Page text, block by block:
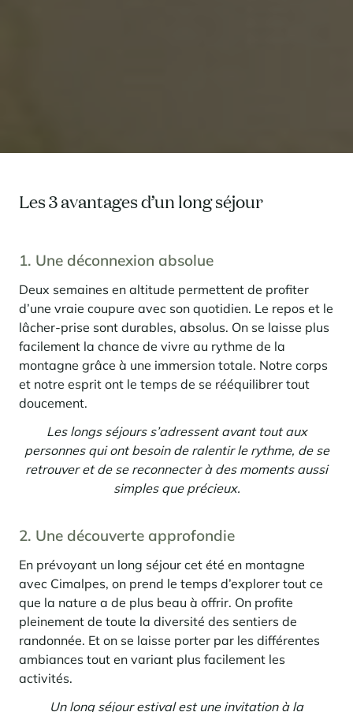
Les 3 avantages d’un long séjour
1. Une déconnexion absolue
Deux semaines en altitude permettent de profiter
d’une vraie coupure avec son quotidien. Le repos et le
lâcher-prise sont durables, absolus. On se laisse plus
facilement la chance de vivre au rythme de la
montagne grâce à une immersion totale. Notre corps
et notre esprit ont le temps de se rééquilibrer tout
doucement.
Les longs séjours s’adressent avant tout aux
personnes qui ont besoin de ralentir le rythme, de se
retrouver et de se reconnecter à des moments aussi
simples que précieux.
2. Une découverte approfondie
En prévoyant un long séjour cet été en montagne
avec Cimalpes, on prend le temps d’explorer tout ce
que la nature a de plus beau à offrir. On profite
pleinement de toute la diversité des sentiers de
randonnée. Et on se laisse porter par les différentes
ambiances tout en variant plus facilement les
activités.
Un long séjour estival est une invitation à la